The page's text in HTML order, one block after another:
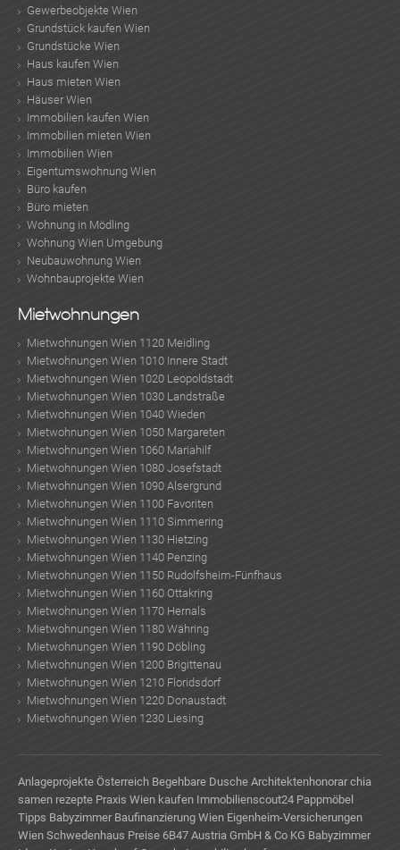
Gewerbeobjekte Wien
Grundstück kaufen Wien
Grundstücke Wien
Haus kaufen Wien
Haus mieten Wien
Häuser Wien
Immobilien kaufen Wien
Immobilien mieten Wien
Immobilien Wien
Eigentumswohnung Wien
Büro kaufen
Büro mieten
Wohnung in Mödling
Wohnung Wien Umgebung
Neubauwohnung Wien
Wohnbauprojekte Wien
Mietwohnungen
Mietwohnungen Wien 1120 Meidling
Mietwohnungen Wien 1010 Innere Stadt
Mietwohnungen Wien 1020 Leopoldstadt
Mietwohnungen Wien 1030 Landstraße
Mietwohnungen Wien 1040 Wieden
Mietwohnungen Wien 1050 Margareten
Mietwohnungen Wien 1060 Mariahilf
Mietwohnungen Wien 1080 Josefstadt
Mietwohnungen Wien 1090 Alsergrund
Mietwohnungen Wien 1100 Favoriten
Mietwohnungen Wien 1110 Simmering
Mietwohnungen Wien 1130 Hietzing
Mietwohnungen Wien 1140 Penzing
Mietwohnungen Wien 1150 Rudolfsheim-Fünfhaus
Mietwohnungen Wien 1160 Ottakring
Mietwohnungen Wien 1170 Hernals
Mietwohnungen Wien 1180 Währing
Mietwohnungen Wien 1190 Döbling
Mietwohnungen Wien 1200 Brigittenau
Mietwohnungen Wien 1210 Floridsdorf
Mietwohnungen Wien 1220 Donaustadt
Mietwohnungen Wien 1230 Liesing
Anlageprojekte Österreich Begehbare Dusche Architektenhonorar chia
samen rezepte Praxis Wien kaufen Immobilienscout24 Pappmöbel
Tipps Babyzimmer Baufinanzierung Wien Eigenheim-Versicherungen
Wien Schwedenhaus Preise 6B47 Austria GmbH & Co KG Babyzimmer